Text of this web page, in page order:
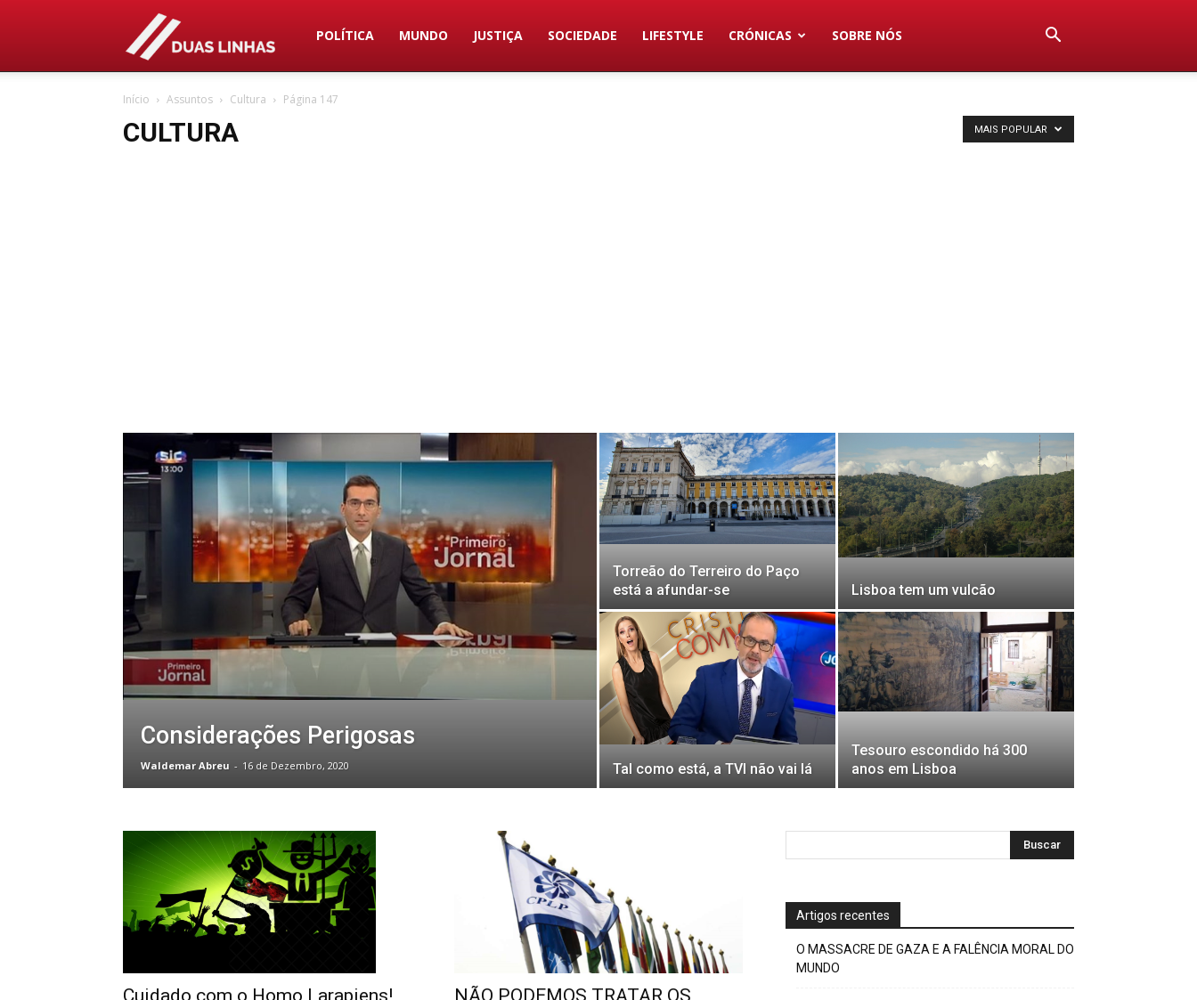
Duas
Linhas
POLÍTICA MUNDO JUSTIÇA SOCIEDADE LIFESTYLE CRÓNICAS SOBRE NÓS
Início Assuntos Cultura Página 147
CULTURA MAIS POPULAR
Considerações Perigosas
Waldemar Abreu - 16 de Dezembro, 2020
Torreão do Terreiro do Paço
está a afundar-se
Lisboa tem um vulcão
Tal como está, a TVI não vai lá
Tesouro escondido há 300
anos em Lisboa
Cuidado com o Homo Larapiens!
NÃO PODEMOS TRATAR OS
Artigos recentes
O MASSACRE DE GAZA E A FALÊNCIA MORAL DO
MUNDO